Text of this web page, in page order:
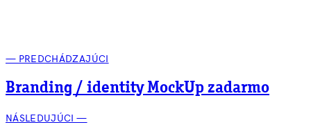
— PREDCHÁDZAJÚCI
Branding / identity MockUp zadarmo
NÁSLEDUJÚCI —